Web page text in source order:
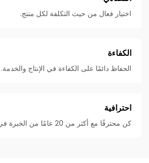
اختيار فعال من حيث التكلفة لكل منتج.
الكفاءة
الحفاظ دائمًا على الكفاءة في الإنتاج والخدمة.
احترافية
كن محترفًا مع أكثر من 20 عامًا من الخبرة في الخدمة لكل عميل.